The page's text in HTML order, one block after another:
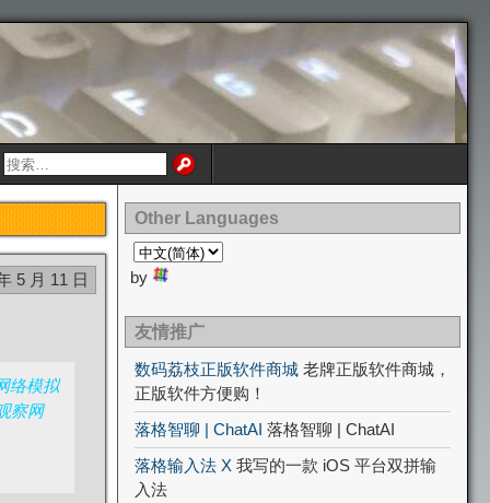
5 月 11 日
络模拟
察网
Other Languages
by
友情推广
数码荔枝正版软件商城 老牌正版软件商城，
正版软件方便购！
落格智聊 | ChatAI 落格智聊 | ChatAI
落格输入法 X 我写的一款 iOS 平台双拼输
入法